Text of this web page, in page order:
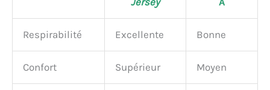
Respirabilité Excellente Bonne
Confort Supérieur Moyen